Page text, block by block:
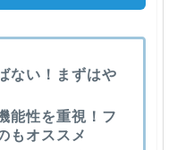
ない！まずはや
能性を重視！フ
もオススメ